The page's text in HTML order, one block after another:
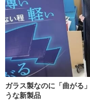
ガラス製なのに「曲がる
うな新製品